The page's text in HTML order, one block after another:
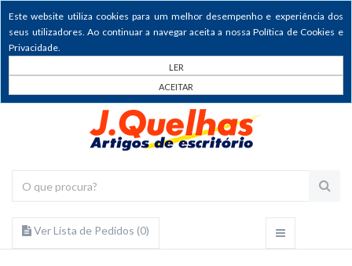
Este website utiliza cookies para um melhor desempenho e experiência dos
seus utilizadores. Ao continuar a navegar aceita a nossa Política de Cookies e
Privacidade.
LER
ACEITAR
Ver Lista de Pedidos (0)